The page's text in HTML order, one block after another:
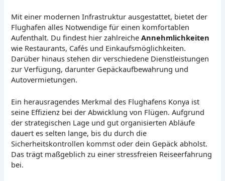
Mit einer modernen Infrastruktur ausgestattet, bietet der
Flughafen alles Notwendige für einen komfortablen
Aufenthalt. Du findest hier zahlreicheAnnehmlichkeiten
wie Restaurants, Cafés und Einkaufsmöglichkeiten.
Darüber hinaus stehen dir verschiedene Dienstleistungen
zur Verfügung, darunter Gepäckaufbewahrung und
Autovermietungen.
Ein herausragendes Merkmal des Flughafens Konya ist
seine Effizienz bei der Abwicklung von Flügen. Aufgrund
der strategischen Lage und gut organisierten Abläufe
dauert es selten lange, bis du durch die
Sicherheitskontrollen kommst oder dein Gepäck abholst.
Das trägt maßgeblich zu einer stressfreien Reiseerfahrung
bei.